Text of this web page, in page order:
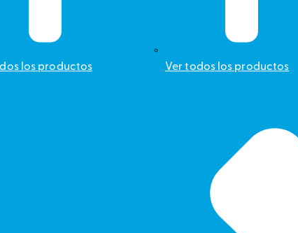
los productos Ver todos los productos